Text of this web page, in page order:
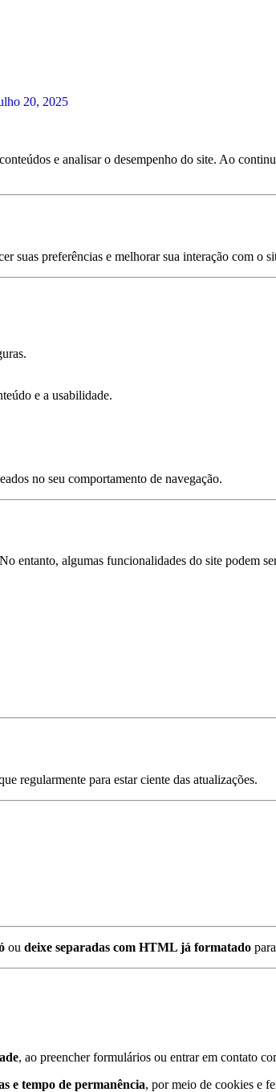
20, 2025
e analisar o desempenho do site. Ao
suas preferências e melhorar sua interação com o
e a usabilidade.
no seu comportamento de navegação.
entanto, algumas funcionalidades do site podem
regularmente para estar ciente das atualizações.
ou deixe separadas com HTML já formatado
, ao preencher formulários ou entrar em contato
e tempo de permanência, por meio de cookies e